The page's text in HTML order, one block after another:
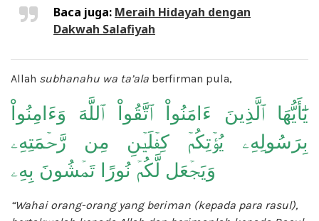
Baca juga: Meraih Hidayah dengan
Dakwah Salafiyah
Allah subhanahu wa ta’ala berfirman pula,
يَٰٓأَيُّهَا ٱلَّذِينَ ءَامَنُواْ ٱتَّقُواْ ٱللَّهَ وَءَامِنُواْ
بِرَسُولِهِۦ يُؤۡتِكُمۡ كِفۡلَيۡنِ مِن رَّحۡمَتِهِۦ
وَيَجۡعَل لَّكُمۡ نُورًا تَمۡشُونَ بِهِۦ
“Wahai orang-orang yang beriman (kepada para rasul),